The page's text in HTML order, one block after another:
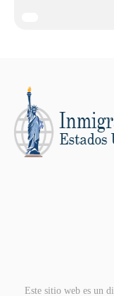
Este sitio web es un